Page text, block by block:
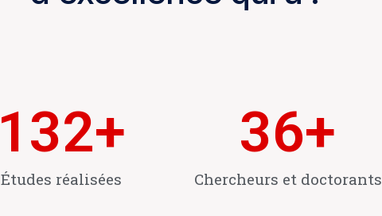
132+
Études réalisées
36+
Chercheurs et doctorants